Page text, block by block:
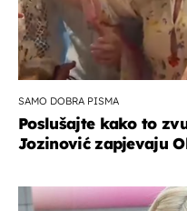
SAMO DOBRA PISMA
Poslušajte kako to
Jozinović zapjevaju